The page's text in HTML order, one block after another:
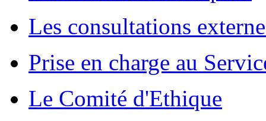
Les consultations
Prise en charge au
Le Comité d'Ethique